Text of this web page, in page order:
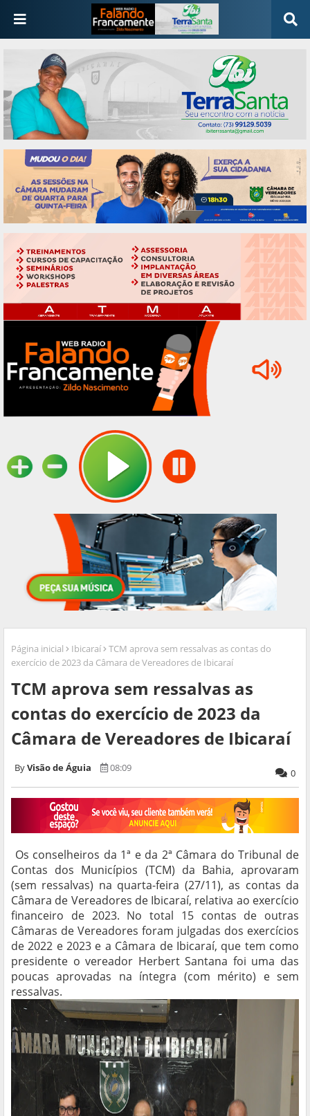
Página inicial Ibicaraí
TCM aprova sem ressalvas as contas do
exercício de 2023 da Câmara de Vereadores de Ibicaraí
TCM aprova sem ressalvas as
contas do exercício de 2023 da
Câmara de Vereadores de Ibicaraí
Visão de Águia 08:09 0
Os conselheiros da 1ª e da 2ª Câmara do Tribunal de
Contas dos Municípios (TCM) da Bahia, aprovaram
(sem ressalvas) na quarta-feira (27/11), as contas da
Câmara de Vereadores de Ibicaraí, relativa ao exercício
financeiro de 2023. No total 15 contas de outras
Câmaras de Vereadores foram julgadas dos exercícios
de 2022 e 2023 e a Câmara de Ibicaraí, que tem como
presidente o vereador Herbert Santana foi uma das
poucas aprovadas na íntegra (com mérito) e sem
ressalvas.